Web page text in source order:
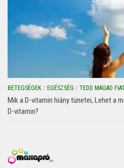
BETEGSÉGEK / EGÉSZSÉG / TEDD MAGAD
Mik a D-vitamin hiány tünetei, Lehet a
D-vitamin?